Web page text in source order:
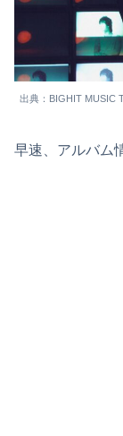
出典：BIGHIT MUSIC
早速、アルバム